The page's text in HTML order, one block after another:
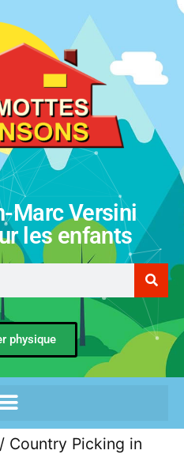
Marc Versini
les enfants
physique
/ Country Picking in